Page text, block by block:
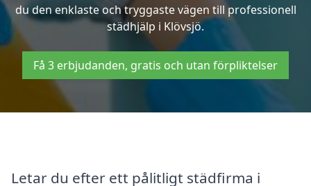
du den enklaste och tryggaste vägen till professionell
städhjälp i Klövsjö.
Få 3 erbjudanden, gratis och utan förpliktelser
Letar du efter ett pålitligt städfirma i